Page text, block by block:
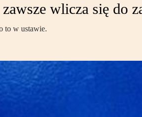
wlicza się do
to w ustawie.